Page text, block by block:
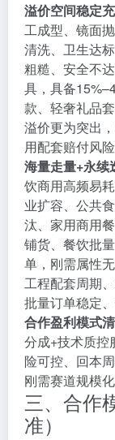
溢价空间稳定
工成型、镜面
清洗、卫生达
粗糙、安全不
具，具备
款、轻奢礼品
溢价更为突出
用配套赔付风
海量走量+永续
饮商用高频易
业扩容、公共
汰、家用商用
铺货、餐饮批
单，刚需属性
工程配套周期
批量订单稳定
合作盈利模式
分成+技术质控
险可控、回本
刚需赛道规模
三、合作
准）